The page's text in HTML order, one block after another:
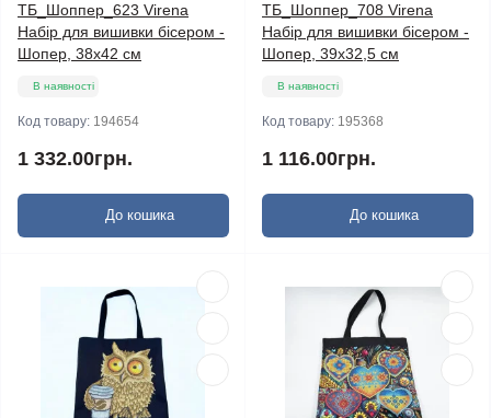
ТБ_Шоппер_623 Virena
Набір для вишивки бісером -
Шопер, 38х42 см
В наявності
Код товару: 194654
1 332.00грн.
До кошика
ТБ_Шоппер_708 Virena
Набір для вишивки бісером -
Шопер, 39x32,5 см
В наявності
Код товару: 195368
1 116.00грн.
До кошика